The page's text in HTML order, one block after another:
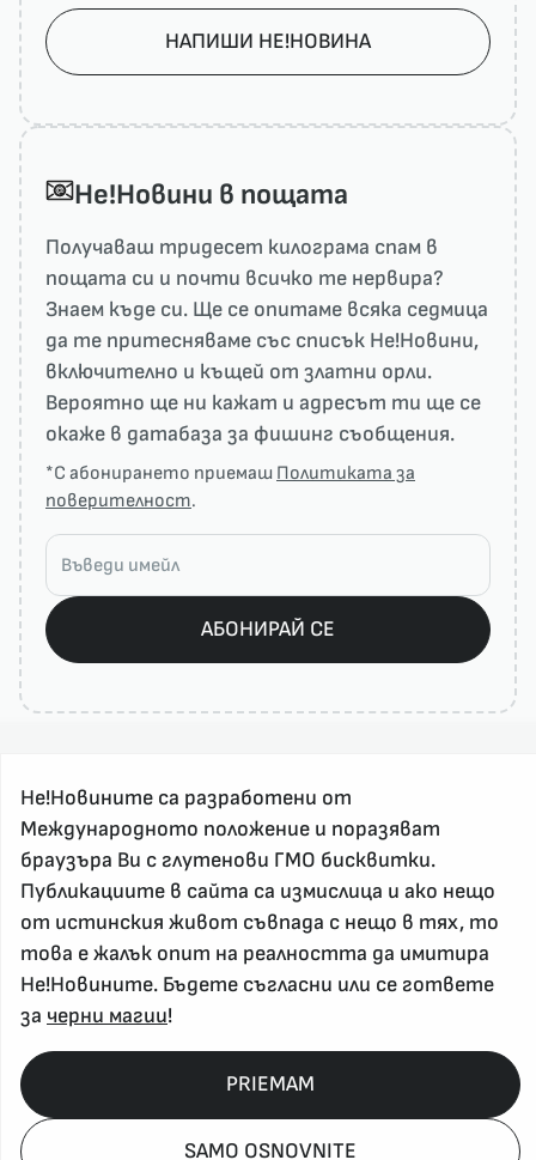
НАПИШИ НЕ!НОВИНА
He!Новини в пощата
Получаваш тридесет килограма спам в
пощата си и почти всичко те нервира?
Знаем къде си. Ще се опитаме всяка седмица
да те притесняваме със списък He!Новини,
включително и къщей от златни орли.
Вероятно ще ни кажат и адресът ти ще се
окаже в датабаза за фишинг съобщения.
*С абонирането приемаш Политиката за
поверителност.
АБОНИРАЙ СЕ
За реклама и връзка с нас, пишете на
nenovinite@gmail.com
Контакт
За нас
Напиши Не!Новина
Абонирай се
Не!Новините са разработени от
Международното положение и поразяват
браузъра Ви с глутенови ГМО бисквитки.
Публикациите в сайта са измислица и ако нещо
от истинския живот съвпада с нещо в тях, то
това е жалък опит на реалността да имитира
Не!Новините. Бъдете съгласни или се гответе
за черни магии!
SAMO OSNOVNITE
PRIEMAM